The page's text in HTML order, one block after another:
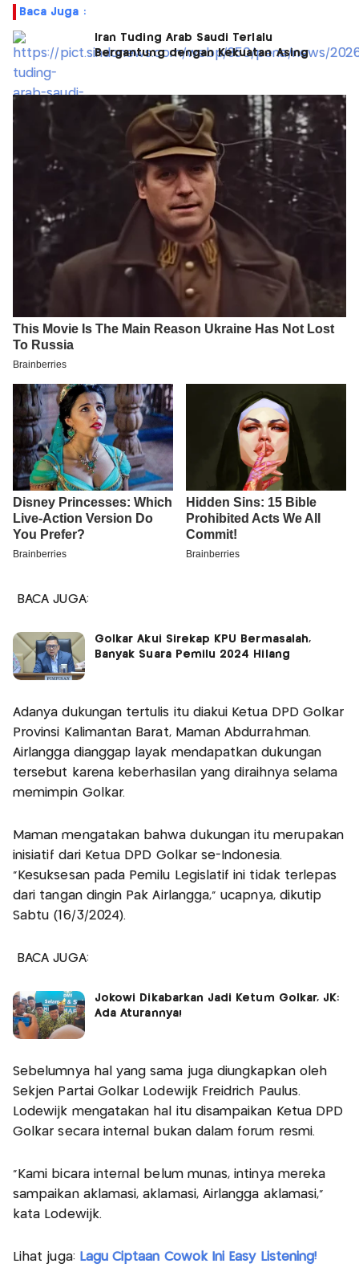
Baca Juga :
Iran Tuding Arab Saudi Terlalu
Bergantung dengan Kekuatan Asing
BACA JUGA:
Golkar Akui Sirekap KPU Bermasalah,
Banyak Suara Pemilu 2024 Hilang
Adanya dukungan tertulis itu diakui Ketua DPD Golkar
Provinsi Kalimantan Barat, Maman Abdurrahman.
Airlangga dianggap layak mendapatkan dukungan
tersebut karena keberhasilan yang diraihnya selama
memimpin Golkar.
Maman mengatakan bahwa dukungan itu merupakan
inisiatif dari Ketua DPD Golkar se-Indonesia.
“Kesuksesan pada Pemilu Legislatif ini tidak terlepas
dari tangan dingin Pak Airlangga,” ucapnya, dikutip
Sabtu (16/3/2024).
BACA JUGA:
Jokowi Dikabarkan Jadi Ketum Golkar, JK:
Ada Aturannya!
Sebelumnya hal yang sama juga diungkapkan oleh
Sekjen Partai Golkar Lodewijk Freidrich Paulus.
Lodewijk mengatakan hal itu disampaikan Ketua DPD
Golkar secara internal bukan dalam forum resmi.
"Kami bicara internal belum munas, intinya mereka
sampaikan aklamasi, aklamasi, Airlangga aklamasi,"
kata Lodewijk.
Lihat juga: Lagu Ciptaan Cowok Ini Easy Listening!